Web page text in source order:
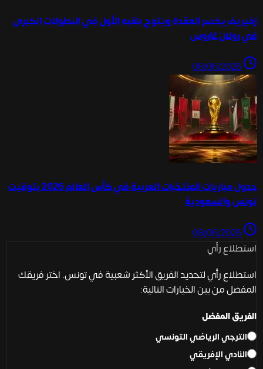
زفيريف يكسر العقدة ويتوج بلقبه الأول في البطولات الكبرى
في رولان غاروس
08/06/2026
جدول مباريات المنتخبات العربية في كأس العالم 2026 بتوقيت
تونس والسعودية
08/06/2026
استطلاع رأي
استطلاع رأي لتحديد الفريق الأكثر شعبية في تونس. اختر فريقك
المفضل من بين الخيارات التالية:
الفريق المفضل
الترجي الرياضي التونسي
النادي الإفريقي